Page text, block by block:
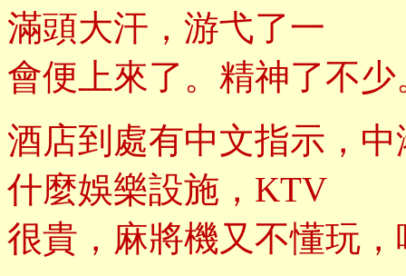
滿頭大汗，游弋了一
會便上來了。精神了不少
酒店到處有中文指示，
什麼娛樂設施，KTV
很貴，麻將機又不懂玩